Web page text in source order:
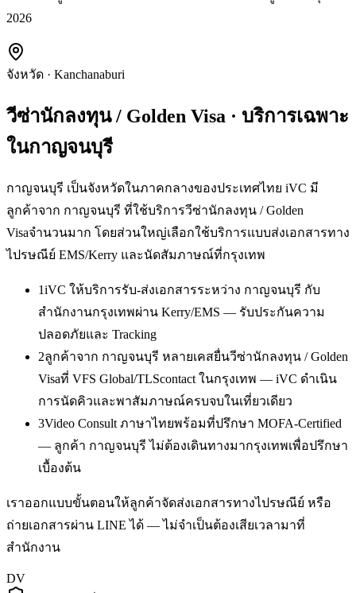
2026
จังหวัด · Kanchanaburi
วีซ่านักลงทุน / Golden Visa · บริการเฉพาะ
ในกาญจนบุรี
กาญจนบุรี เป็นจังหวัดในภาคกลางของประเทศไทย iVC มี
ลูกค้าจาก กาญจนบุรี ที่ใช้บริการวีซ่านักลงทุน / Golden
Visaจำนวนมาก โดยส่วนใหญ่เลือกใช้บริการแบบส่งเอกสารทาง
ไปรษณีย์ EMS/Kerry และนัดสัมภาษณ์ที่กรุงเทพ
1iVC ให้บริการรับ-ส่งเอกสารระหว่าง กาญจนบุรี กับ
สำนักงานกรุงเทพผ่าน Kerry/EMS — รับประกันความ
ปลอดภัยและ Tracking
2ลูกค้าจาก กาญจนบุรี หลายเคสยื่นวีซ่านักลงทุน / Golden
Visaที่ VFS Global/TLScontact ในกรุงเทพ — iVC ดำเนิน
การนัดคิวและพาสัมภาษณ์ครบจบในเที่ยวเดียว
3Video Consult ภาษาไทยพร้อมที่ปรึกษา MOFA-Certified
— ลูกค้า กาญจนบุรี ไม่ต้องเดินทางมากรุงเทพเพื่อปรึกษา
เบื้องต้น
เราออกแบบขั้นตอนให้ลูกค้าจัดส่งเอกสารทางไปรษณีย์ หรือ
ถ่ายเอกสารผ่าน LINE ได้ — ไม่จำเป็นต้องเสียเวลามาที่
สำนักงาน
DV